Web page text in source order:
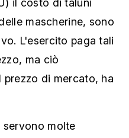
il costo di taluni
mascherine, sono
L'esercito paga tali
ma ciò
di mercato, ha
molte